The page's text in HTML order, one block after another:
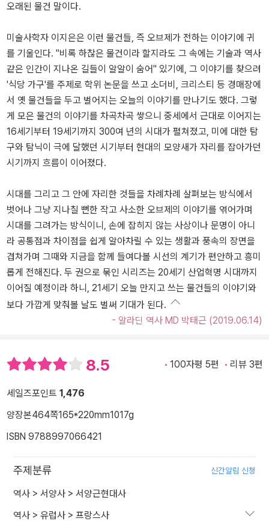
오래된 물건 말이다.
미술사학자 이지은은 이런 물건들, 즉 오브제가 전하는 이야기에 귀
를 기울인다. "비록 하찮은 물건이라 할지라도 그 속에는 기술과 역사
같은 인간이 지나온 길들이 알알이 숨어" 있기에, 그 이야기를 찾으려
'식당 가구'를 주제로 학위 논문을 쓰고 소더비, 크리스티 등 경매장에
서 옛 물건들을 두고 벌어지는 오늘의 이야기를 만나기도 했다. 그렇
게 모은 물건의 이야기를 차곡차곡 쌓으니 중세에서 근대로 이어지는
16세기부터 19세기까지 300여 년의 시대가 펼쳐졌고, 미에 대한 탐
구와 탐닉이 극에 달했던 시기부터 현대의 모양새가 자리를 잡아가던
시기까지 흐름이 이어졌다.
시대를 그리고 그 안에 자리한 것들을 차례차례 살펴보는 방식에서
벗어나 그냥 지나칠 뻔한 작고 사소한 오브제의 이야기를 엮어가며
시대를 그려가는 방식이니, 손에 잡히지 않는 사상이나 문명이 아니
라 공통점과 차이점을 쉽게 알아차릴 수 있는 생활과 풍속의 장면을
겹쳐가며 그때와 지금을 함께 들여다볼 시선의 계기가 편안하고 흥미
롭게 전해진다. 두 권으로 묶인 시리즈는 20세기 산업혁명 시대까지
이어질 예정이라 하니, 21세기 오늘 만지고 쓰는 물건들의 이야기와
보다 가깝게 맞춰볼 날도 벌써 기대가 된다.
- 알라딘 역사 MD 박태근 (2019.06.14)
8.5 100자평 5편 리뷰 3편
세일즈포인트 1,476
양장본464쪽165*220mm1017g
ISBN 9788997066421
주제분류 신간알림 신청
역사 > 서양사 > 서양근현대사
역사 > 유럽사 > 프랑스사